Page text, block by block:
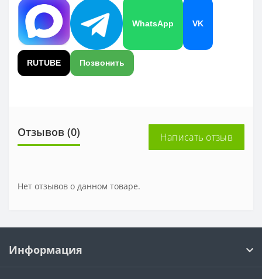
WhatsApp VK
RUTUBE Позвонить
Отзывов (0) Написать отзыв
Нет отзывов о данном товаре.
Информация